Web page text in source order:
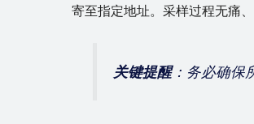
寄至指定地址。采样过程无痛
关键提醒：务必确保